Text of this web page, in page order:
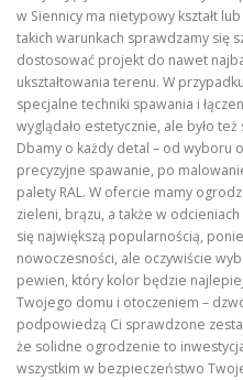
w Siennicy ma nietypowy kształt
takich warunkach sprawdzamy się
dostosować projekt do nawet
ukształtowania terenu. W
specjalne techniki spawania i
wyglądało estetycznie, ale było
Dbamy o każdy detal – od
precyzyjne spawanie, po
palety RAL. W ofercie mamy
zieleni, brązu, a także w
się największą popularnością,
nowoczesności, ale oczywiście
pewien, który kolor będzie
Twojego domu i otoczeniem –
podpowiedzą Ci sprawdzone
że solidne ogrodzenie to
wszystkim w bezpieczeństwo